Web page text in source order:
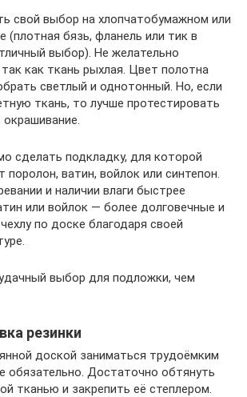
свой выбор на хлопчатобумажном или
(плотная бязь, фланель или тик в
выбор). Не желательно
как ткань рыхлая. Цвет полотна
светлый и однотонный. Но, если
ткань, то лучше протестировать
сделать подкладку, для которой
ватин, войлок или синтепон.
и наличии влаги быстрее
или войлок — более долговечные и
по доске благодаря своей
выбор для подложки, чем
резинки
доской заниматься трудоёмким
обязательно. Достаточно обтянуть
тканью и закрепить её степлером.